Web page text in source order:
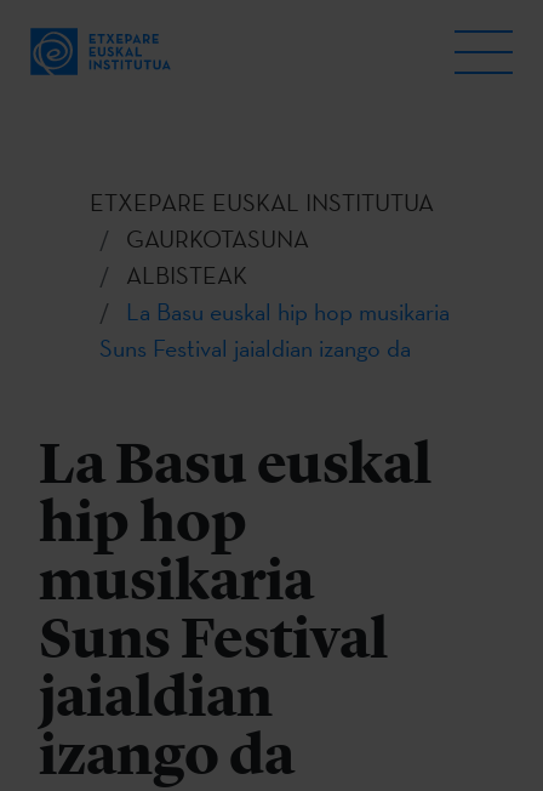
ETXEPARE EUSKAL INSTITUTUA
GAURKOTASUNA
ALBISTEAK
La Basu euskal hip hop musikaria
Suns Festival jaialdian izango da
La Basu euskal
hip hop
musikaria
Suns Festival
jaialdian
izango da